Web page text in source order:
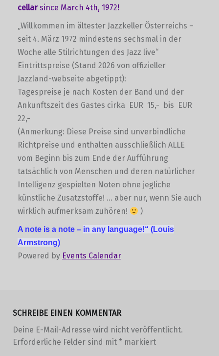
cellarsince March 4th, 1972!
„Willkommen im ältester Jazzkeller Österreichs –
seit 4. März 1972 mindestens sechsmal in der
Woche alle Stilrichtungen des Jazz live“
Eintrittspreise (Stand 2026 von offizieller
Jazzland-webseite abgetippt):
Tagespreise je nach Kosten der Band und der
Ankunftszeit des Gastes cirka EUR 15,- bis EUR
22,-
(Anmerkung: Diese Preise sind unverbindliche
Richtpreise und enthalten ausschließlich ALLE
vom Beginn bis zum Ende der Aufführung
tatsächlich von Menschen und deren natürlicher
Intelligenz gespielten Noten ohne jegliche
künstliche Zusatzstoffe! … aber nur, wenn Sie auch
wirklich aufmerksam zuhören!
)
A note is a note – in any language!“ (Louis
Armstrong)
Powered by Events Calendar
SCHREIBE EINEN KOMMENTAR
Deine E-Mail-Adresse wird nicht veröffentlicht.
Erforderliche Felder sind mit *markiert